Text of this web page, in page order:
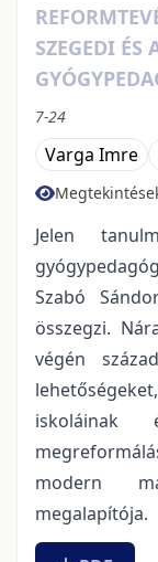
SZEGEDI ÉS
7-24
Varga Imre
Jelen
Szabó
összegzi.
végén
iskoláinak
modern
megalapítója.